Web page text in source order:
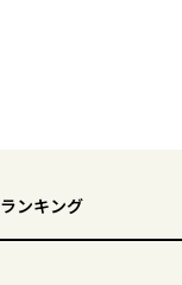
ランキング